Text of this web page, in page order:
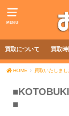
MENU
買取について 買取時
HOME 買取いたしまし
■